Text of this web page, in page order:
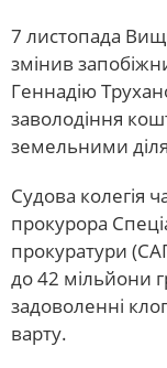
7 листопада
змінив
Геннадію
заволодіння
земельними
Судова колегія
прокурора
прокуратури
до 42 мільйони
задоволенні
варту.